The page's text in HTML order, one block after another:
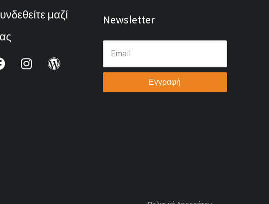
μαζί
Newsletter
Εγγραφή